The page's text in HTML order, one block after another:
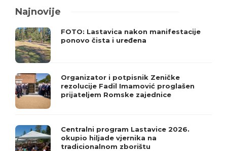
Najnovije
FOTO: Lastavica nakon manifestacije
ponovo čista i uređena
Organizator i potpisnik Zeničke
rezolucije Fadil Imamović proglašen
prijateljem Romske zajednice
Centralni program Lastavice 2026.
okupio hiljade vjernika na
tradicionalnom zborištu